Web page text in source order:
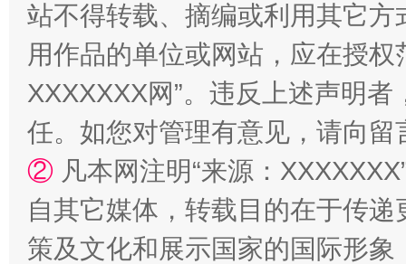
扯下公款旅游的“隐身衣” 如何以
站不得转载、摘编或利用其它
用作品的单位或网站，应在授
XXXXXXX网”。违反上述声明
任。如您对管理有意见，请向
② 凡本网注明“来源：
自其它媒体，转载目的在于传
策及文化和展示国家的国际形